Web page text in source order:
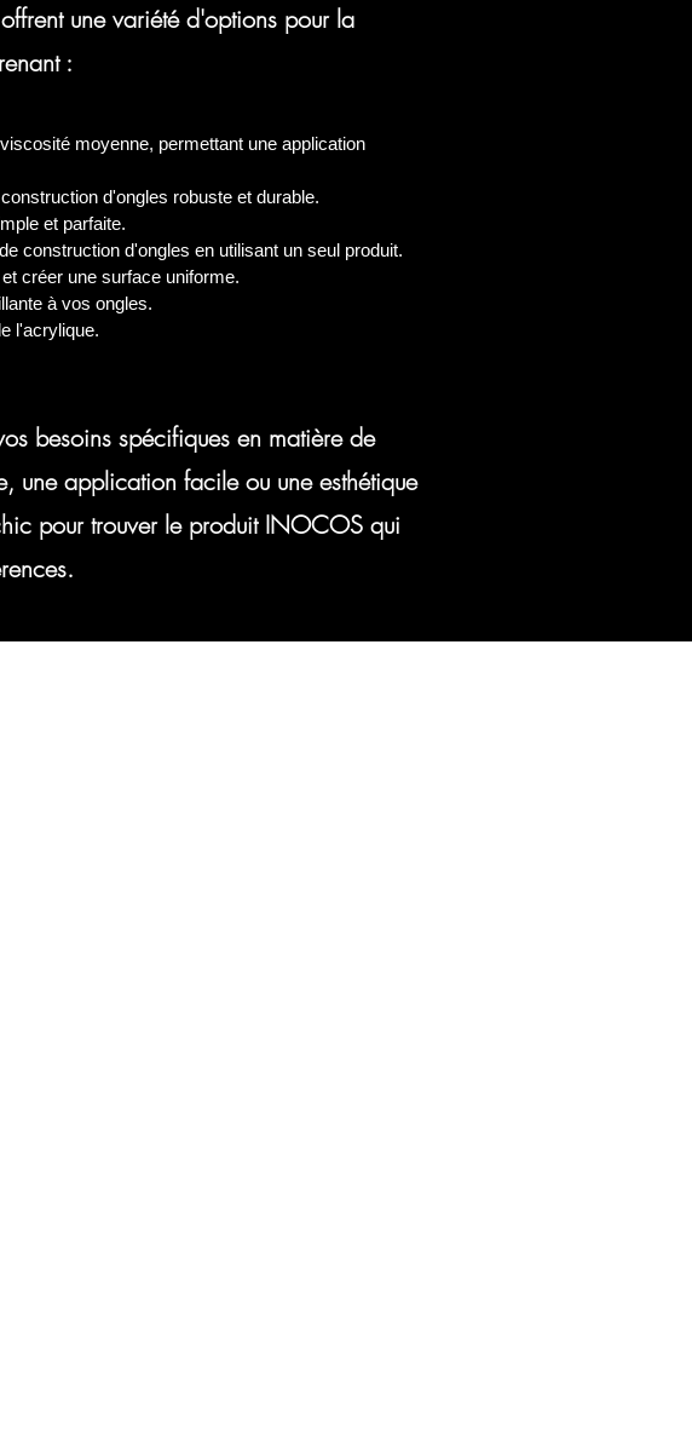
une variété d'options pour la
:
moyenne, permettant une application
d'ongles robuste et durable.
et parfaite.
construction d'ongles en utilisant un seul produit.
créer une surface uniforme.
à vos ongles.
l'acrylique.
besoins spécifiques en matière de
une application facile ou une esthétique
pour trouver le produit INOCOS qui